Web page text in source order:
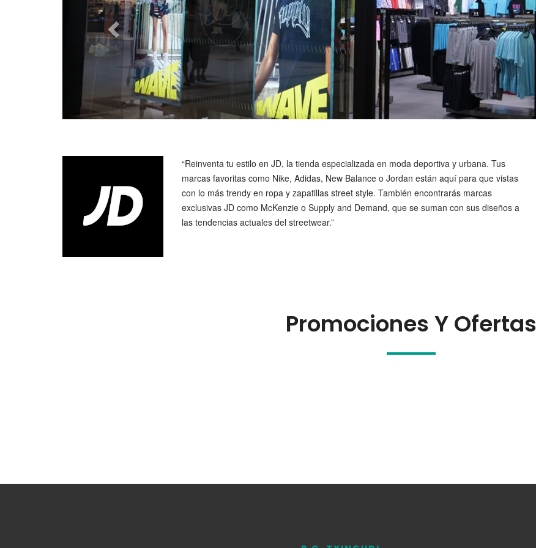
“Reinventa tu estilo en JD, la tienda especializada en moda deportiva y urbana. Tus
marcas favoritas como Nike, Adidas, New Balance o Jordan están aquí para que vistas
con lo más trendy en ropa y zapatillas street style. También encontrarás marcas
exclusivas JD como McKenzie o Supply and Demand, que se suman con sus diseños a
las tendencias actuales del streetwear.”
Promociones Y Ofertas